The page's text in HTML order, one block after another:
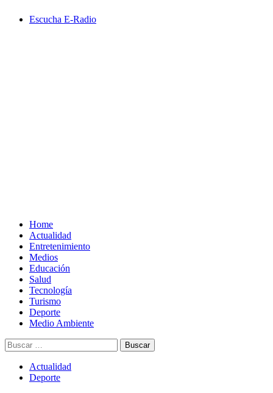
Escucha E-Radio
Home
Actualidad
Entretenimiento
Medios
Educación
Salud
Tecnología
Turismo
Deporte
Medio Ambiente
Buscar:
Actualidad
Deporte